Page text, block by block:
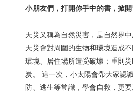
小朋友們，打開你手中的書，掀開
天災又稱為自然災害，是自然界中
天災會對周圍的生物和環境造成
環境、居住場所遭受破壞；重則
炭。 這一次，小太陽會帶大家認
防、逃生等常識，學會自救，更